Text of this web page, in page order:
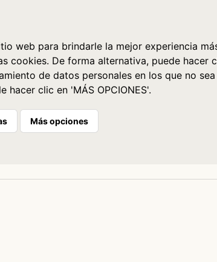
web para brindarle la mejor experiencia
cookies. De forma alternativa, puede
de datos personales en los que no
clic en 'MÁS OPCIONES'.
Más opciones